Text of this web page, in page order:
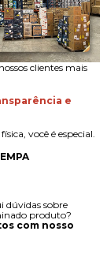
clientes mais
e
você é especial.
dúvidas sobre
produto?
com nosso